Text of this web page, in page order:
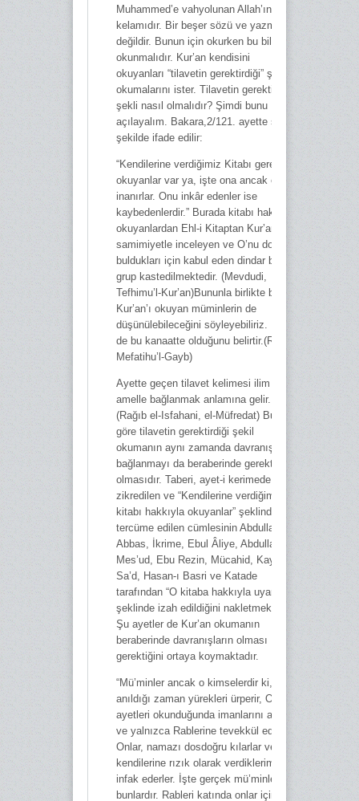
Muhammed’e vahyolunan Allah’ın
kelamıdır. Bir beşer sözü ve yazması
değildir. Bunun için okurken bu bilinçle
okunmalıdır. Kur’an kendisini
okuyanları “tilavetin gerektirdiği” şekilde
okumalarını ister. Tilavetin gerektirdiği
şekli nasıl olmalıdır? Şimdi bunu
açılayalım. Bakara,2/121. ayette şu
şekilde ifade edilir:
“Kendilerine verdiğimiz Kitabı gereğince
okuyanlar var ya, işte ona ancak onlar
inanırlar. Onu inkâr edenler ise
kaybedenlerdir.” Burada kitabı hakkıyla
okuyanlardan Ehl-i Kitaptan Kur’an’ı
samimiyetle inceleyen ve O’nu doğru
buldukları için kabul eden dindar bir
grup kastedilmektedir. (Mevdudi,
Tefhimu’l-Kur’an)Bununla birlikte biz
Kur’an’ı okuyan müminlerin de
düşünülebileceğini söyleyebiliriz. Razi
de bu kanaatte olduğunu belirtir.(Razi,
Mefatihu’l-Gayb)
Ayette geçen tilavet kelimesi ilim ve
amelle bağlanmak anlamına gelir.
(Rağıb el-Isfahani, el-Müfredat) Buna
göre tilavetin gerektirdiği şekil
okumanın aynı zamanda davranışla
bağlanmayı da beraberinde gerektiriyor
olmasıdır. Taberi, ayet-i kerimede
zikredilen ve “Kendilerine verdiğimiz
kitabı hakkıyla okuyanlar” şeklinde
tercüme edilen cümlesinin Abdullah b.
Abbas, İkrime, Ebul Âliye, Abdullah b.
Mes’ud, Ebu Rezin, Mücahid, Kays b.
Sa’d, Hasan-ı Basri ve Katade
tarafından “O kitaba hakkıyla uyarlar”
şeklinde izah edildiğini nakletmektedir.
Şu ayetler de Kur’an okumanın
beraberinde davranışların olması
gerektiğini ortaya koymaktadır.
“Mü’minler ancak o kimselerdir ki, Allah
anıldığı zaman yürekleri ürperir, O’nun
ayetleri okunduğunda imanlarını arttırır
ve yalnızca Rablerine tevekkül ederler.
Onlar, namazı dosdoğru kılarlar ve
kendilerine rızık olarak verdiklerimizden
infak ederler. İşte gerçek mü’minler
bunlardır. Rableri katında onlar için